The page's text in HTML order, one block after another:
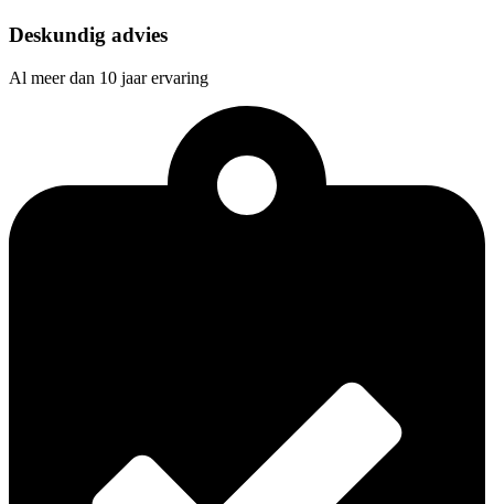
Deskundig advies
Al meer dan 10 jaar ervaring